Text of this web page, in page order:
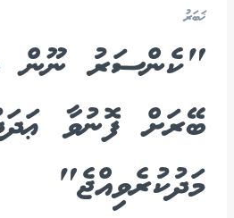
ޚަބަރު
"ކެންސަރު ނޫން
ބޭރަށް ފޮނުވާ
މަދުކުރެވިއްޖެ"